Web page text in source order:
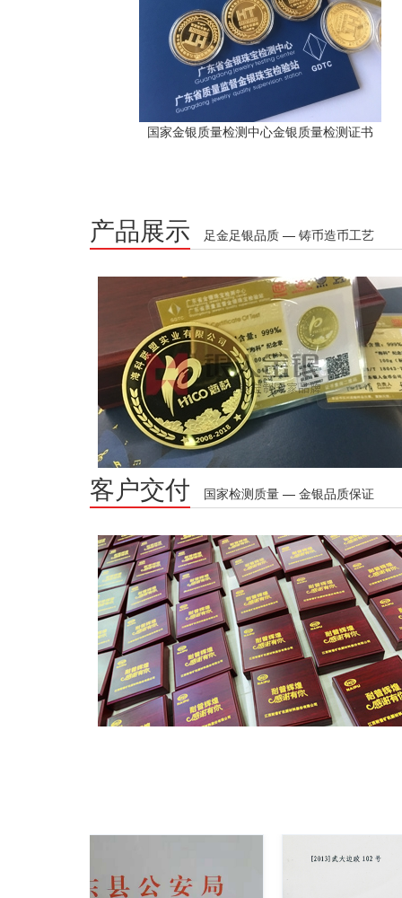
国家金银质量检测中心金银质量检测证书
产品展示 足金足银品质 — 铸币造币工艺
客户交付 国家检测质量 — 金银品质保证